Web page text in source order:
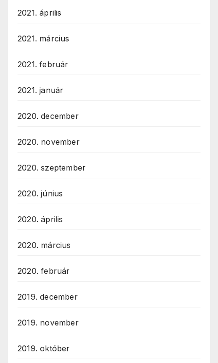
2021. április
2021. március
2021. február
2021. január
2020. december
2020. november
2020. szeptember
2020. június
2020. április
2020. március
2020. február
2019. december
2019. november
2019. október